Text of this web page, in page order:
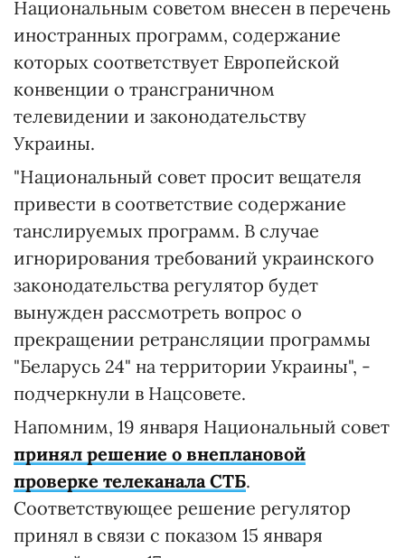
Национальным советом внесен в перечень
иностранных программ, содержание
которых соответствует Европейской
конвенции о трансграничном
телевидении и законодательству
Украины.
"Национальный совет просит вещателя
привести в соответствие содержание
танслируемых программ. В случае
игнорирования требований украинского
законодательства регулятор будет
вынужден рассмотреть вопрос о
прекращении ретрансляции программы
"Беларусь 24" на территории Украины", -
подчеркнули в Нацсовете.
Напомним, 19 января Национальный совет
принял решение о внеплановой
проверке телеканала СТБ.
Соответствующее решение регулятор
принял в связи с показом 15 января